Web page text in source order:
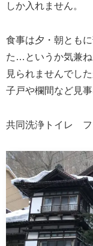
しか入れません。
食事は夕・朝とも
た…というか気兼
見られませんでし
子戸や欄間など見
共同洗浄トイレ フ